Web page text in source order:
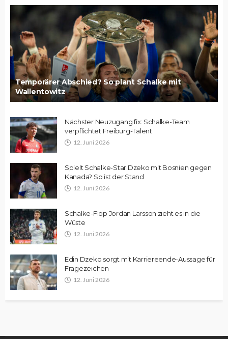
Temporärer Abschied? So plant Schalke mit
Wallentowitz
Nächster Neuzugang fix: Schalke-Team
verpflichtet Freiburg-Talent
12. Juni 2026
Spielt Schalke-Star Dzeko mit Bosnien gegen
Kanada? So ist der Stand
12. Juni 2026
Schalke-Flop Jordan Larsson zieht es in die
Wüste
12. Juni 2026
Edin Dzeko sorgt mit Karriereende-Aussage für
Fragezeichen
12. Juni 2026